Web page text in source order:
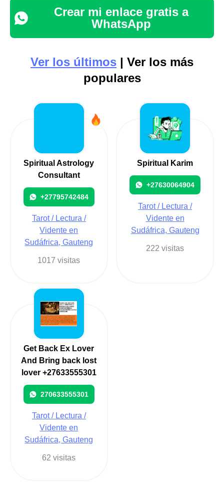
Crear mi enlace gratis a
WhatsApp
Ver los últimos | Ver los más
populares
Spiritual Astrology
Consultant
+27795742484
Tarot / Lectura /
Vidente en
Sudáfrica, Gauteng
1017 visitas
Spiritual Karim
+27630064904
Tarot / Lectura /
Vidente en
Sudáfrica, Gauteng
222 visitas
Get Back Ex Lover
And Bring back lost
lover +27633555301
270633555301
Tarot / Lectura /
Vidente en
Sudáfrica, Gauteng
62 visitas